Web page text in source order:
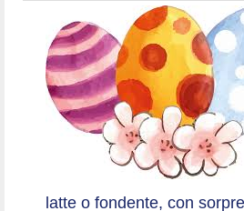
latte o fondente, con